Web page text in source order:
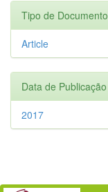
Tipo de Documento
Article
Data de Publicação
2017